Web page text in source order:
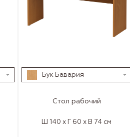
Бук Бавария
Стол рабочий
Ш 140 x Г 60 x В 74 см